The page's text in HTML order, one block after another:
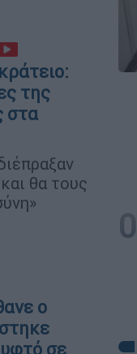
της
στα
θα τους
ο
σε